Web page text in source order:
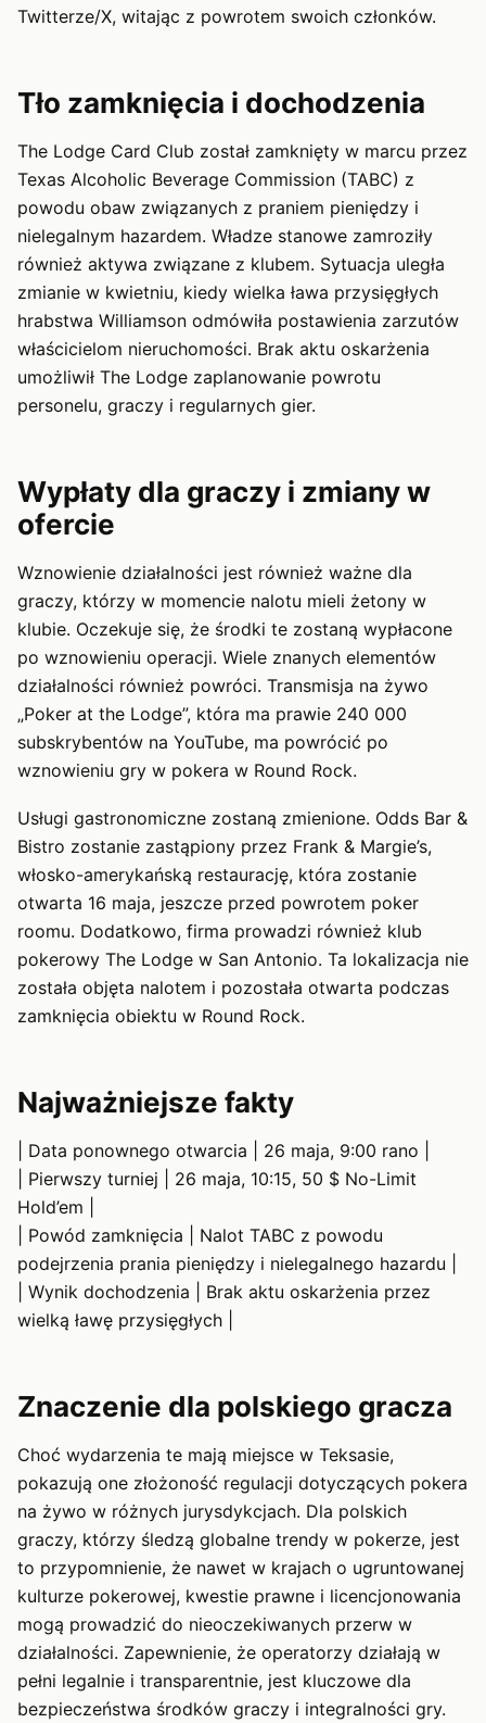
Twitterze/X, witając z powrotem swoich członków.
Tło zamknięcia i dochodzenia
The Lodge Card Club został zamknięty w marcu przez
Texas Alcoholic Beverage Commission (TABC) z
powodu obaw związanych z praniem pieniędzy i
nielegalnym hazardem. Władze stanowe zamroziły
również aktywa związane z klubem. Sytuacja uległa
zmianie w kwietniu, kiedy wielka ława przysięgłych
hrabstwa Williamson odmówiła postawienia zarzutów
właścicielom nieruchomości. Brak aktu oskarżenia
umożliwił The Lodge zaplanowanie powrotu
personelu, graczy i regularnych gier.
Wypłaty dla graczy i zmiany w
ofercie
Wznowienie działalności jest również ważne dla
graczy, którzy w momencie nalotu mieli żetony w
klubie. Oczekuje się, że środki te zostaną wypłacone
po wznowieniu operacji. Wiele znanych elementów
działalności również powróci. Transmisja na żywo
„Poker at the Lodge”, która ma prawie 240 000
subskrybentów na YouTube, ma powrócić po
wznowieniu gry w pokera w Round Rock.
Usługi gastronomiczne zostaną zmienione. Odds Bar &
Bistro zostanie zastąpiony przez Frank & Margie’s,
włosko-amerykańską restaurację, która zostanie
otwarta 16 maja, jeszcze przed powrotem poker
roomu. Dodatkowo, firma prowadzi również klub
pokerowy The Lodge w San Antonio. Ta lokalizacja nie
została objęta nalotem i pozostała otwarta podczas
zamknięcia obiektu w Round Rock.
Najważniejsze fakty
| Data ponownego otwarcia | 26 maja, 9:00 rano |
| Pierwszy turniej | 26 maja, 10:15, 50 $ No-Limit
Hold’em |
| Powód zamknięcia | Nalot TABC z powodu
podejrzenia prania pieniędzy i nielegalnego hazardu |
| Wynik dochodzenia | Brak aktu oskarżenia przez
wielką ławę przysięgłych |
Znaczenie dla polskiego gracza
Choć wydarzenia te mają miejsce w Teksasie,
pokazują one złożoność regulacji dotyczących pokera
na żywo w różnych jurysdykcjach. Dla polskich
graczy, którzy śledzą globalne trendy w pokerze, jest
to przypomnienie, że nawet w krajach o ugruntowanej
kulturze pokerowej, kwestie prawne i licencjonowania
mogą prowadzić do nieoczekiwanych przerw w
działalności. Zapewnienie, że operatorzy działają w
pełni legalnie i transparentnie, jest kluczowe dla
bezpieczeństwa środków graczy i integralności gry.